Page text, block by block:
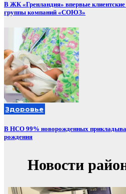
В ЖК «Гренландия» впервые
группы компаний «СОЮЗ»
Здоровье
В НСО 99% новорожденных
рождения